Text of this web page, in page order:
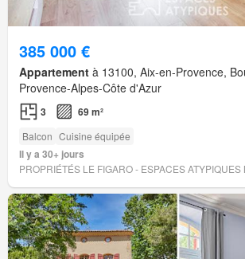
385 000 €
Appartement à 13100, Aix-en-Provence,
Provence-Alpes-Côte d'Azur
3 69 m²
Balcon Cuisine équipée
Il y a 30+ jours